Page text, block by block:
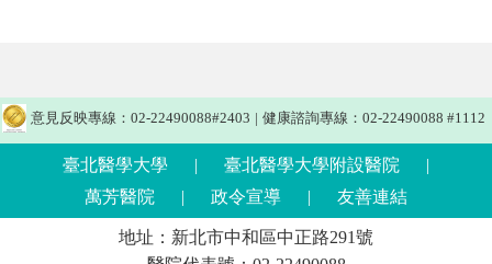
意見反映專線：02-22490088#2403 | 健康諮詢專線：02-22490088 #1112
臺北醫學大學 | 臺北醫學大學附設醫院
|
萬芳醫院
| 政令宣導 | 友善連結
地址：新北市中和區中正路291號